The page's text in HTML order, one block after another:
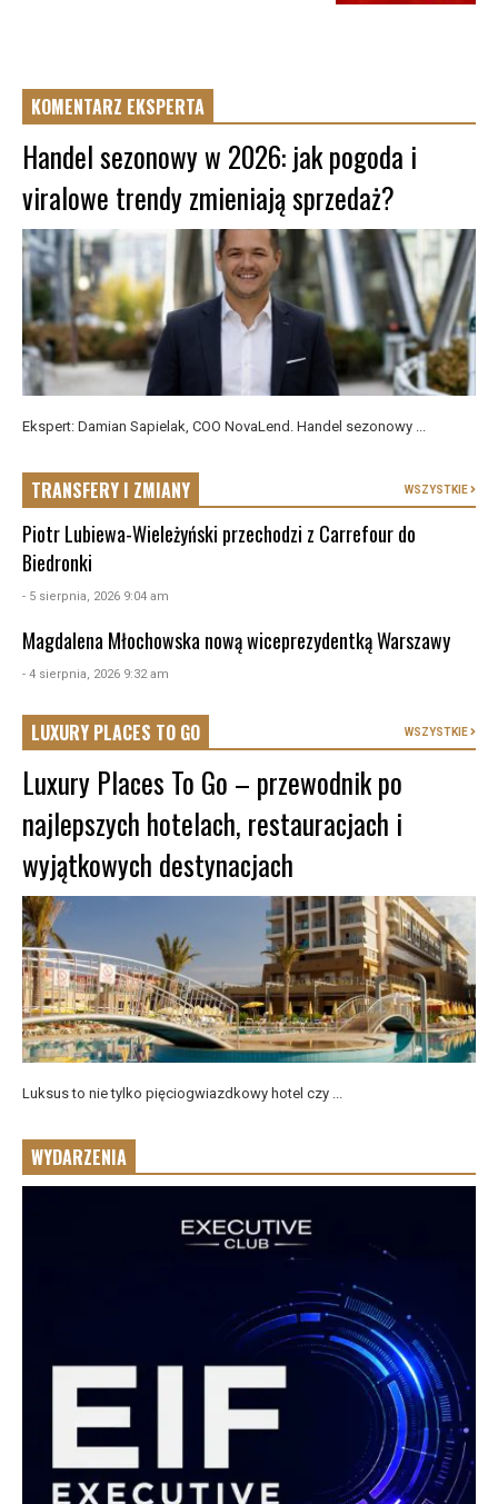
KOMENTARZ EKSPERTA
Handel sezonowy w 2026: jak pogoda i
viralowe trendy zmieniają sprzedaż?
Ekspert: Damian Sapielak, COO NovaLend. Handel sezonowy ...
TRANSFERY I ZMIANY WSZYSTKIE
Piotr Lubiewa-Wieleżyński przechodzi z Carrefour do
Biedronki
- 5 sierpnia, 2026 9:04 am
Magdalena Młochowska nową wiceprezydentką Warszawy
- 4 sierpnia, 2026 9:32 am
LUXURY PLACES TO GO WSZYSTKIE
Luxury Places To Go – przewodnik po
najlepszych hotelach, restauracjach i
wyjątkowych destynacjach
Luksus to nie tylko pięciogwiazdkowy hotel czy ...
WYDARZENIA